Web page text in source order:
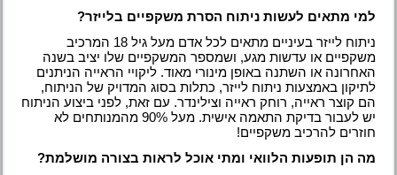
למי מתאים לעשות ניתוח הסרת משקפיים בלייזר?
ניתוח לייזר בעיניים מתאים לכל אדם מעל גיל 18 המרכיב
משקפיים או עדשות מגע, ושמספר המשקפיים שלו יציב בשנה
האחרונה או השתנה באופן מינורי מאוד. ליקויי הראייה הניתנים
לתיקון באמצעות ניתוח לייזר, כתלות בסוג המדויק של הניתוח,
הם קוצר ראייה, רוחק ראייה וצילינדר. עם זאת, לפני ביצוע הניתוח
יש לעבור בדיקת התאמה אישית. מעל 90% מהמנותחים לא
חוזרים להרכיב משקפיים!
מה הן תופעות הלוואי ומתי אוכל לראות בצורה מושלמת?